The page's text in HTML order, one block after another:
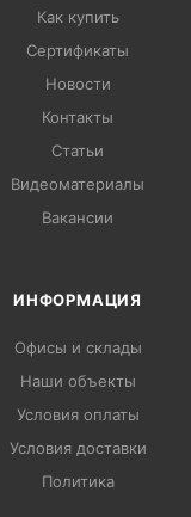
Как купить
Сертификаты
Новости
Контакты
Статьи
Видеоматериалы
Вакансии
ИНФОРМАЦИЯ
Офисы и склады
Наши объекты
Условия оплаты
Условия доставки
Политика